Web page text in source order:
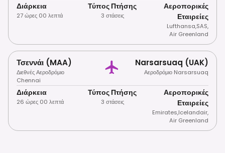
Διάρκεια
27 ώρες 00 λεπτά
Τύπος Πτήσης
3 στάσεις
Αεροπορικές
Εταιρείες
Lufthansa,SAS,
Air Greenland
Τσεννάι (MAA)
Διεθνές Αεροδρόμιο
Chennai
Narsarsuaq (UAK)
Αεροδρόμιο Narsarsuaq
Διάρκεια
26 ώρες 00 λεπτά
Τύπος Πτήσης
3 στάσεις
Αεροπορικές
Εταιρείες
Emirates,Icelandair,
Air Greenland